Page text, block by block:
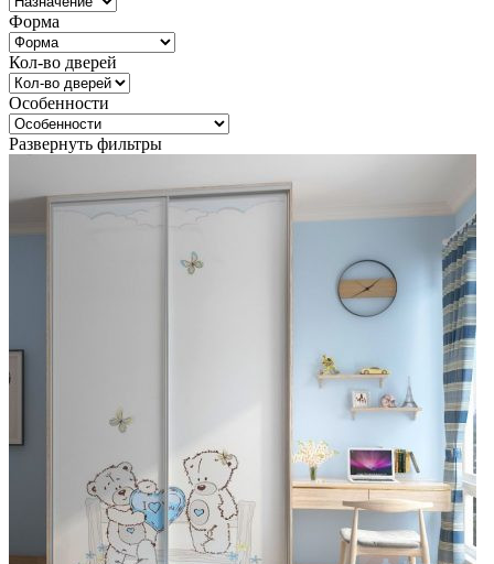
Форма
Кол-во дверей
Особенности
Развернуть фильтры